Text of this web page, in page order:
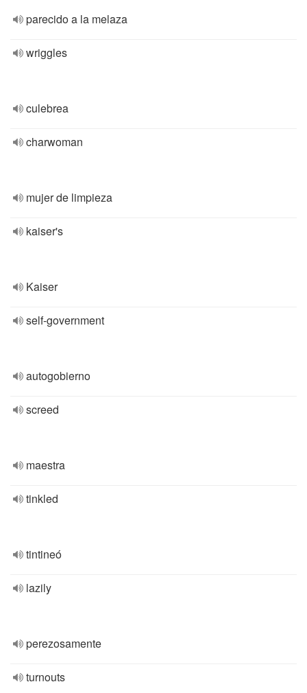
parecido a la melaza
wriggles
culebrea
charwoman
mujer de limpieza
kaiser's
Kaiser
self-government
autogobierno
screed
maestra
tinkled
tintineó
lazily
perezosamente
turnouts